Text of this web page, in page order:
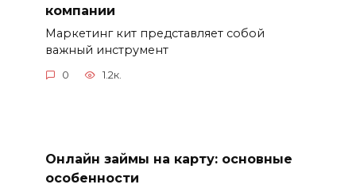
компании
Маркетинг кит представляет собой
важный инструмент
0 1.2к.
Онлайн займы на карту: основные
особенности